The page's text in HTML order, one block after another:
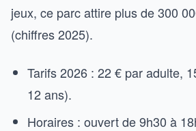
jeux, ce parc attire plus de 300
(chiffres 2025).
Tarifs 2026 : 22 € par adulte,
12 ans).
Horaires : ouvert de 9h30 à